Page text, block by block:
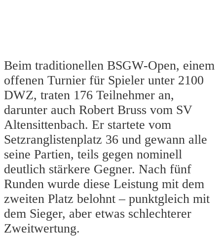
Beim traditionellen BSGW-Open, einem
offenen Turnier für Spieler unter 2100
DWZ, traten 176 Teilnehmer an,
darunter auch Robert Bruss vom SV
Altensittenbach. Er startete vom
Setzranglistenplatz 36 und gewann alle
seine Partien, teils gegen nominell
deutlich stärkere Gegner. Nach fünf
Runden wurde diese Leistung mit dem
zweiten Platz belohnt – punktgleich mit
dem Sieger, aber etwas schlechterer
Zweitwertung.